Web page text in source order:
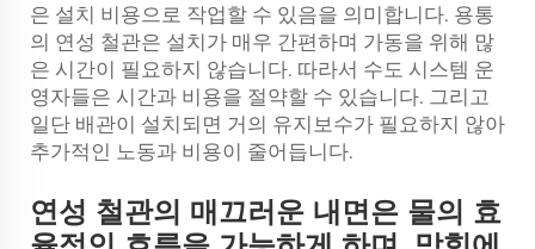
은 설치 비용으로 작업할 수 있음을 의미합니다. 용통
의 연성 철관은 설치가 매우 간편하며 가동을 위해 많
은 시간이 필요하지 않습니다. 따라서 수도 시스템 운
영자들은 시간과 비용을 절약할 수 있습니다. 그리고
일단 배관이 설치되면 거의 유지보수가 필요하지 않아
추가적인 노동과 비용이 줄어듭니다.
연성 철관의 매끄러운 내면은 물의 효